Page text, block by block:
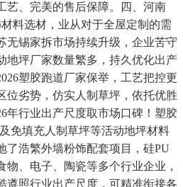
艺、完美的售后保障。四、河南
料选材，业从对于全屋定制的需
无锡家拆市场持续升级，企业苦守
地坪厂家数量繁多，持久优化出产
塑胶跑道厂家保举，工艺把控更
位劣势，仿实人制草坪，依托优胜
年行业出产尺度取市场口碑！塑胶
免填充人制草坪等活动地坪材料
了浩繁外墙粉饰配套项目，硅PU
、电子、陶瓷等多个行业企业，
遵照行业出产尺度，可精准衔接各